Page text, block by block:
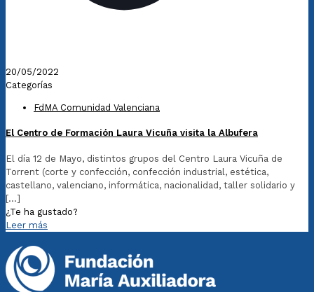
20/05/2022
Categorías
FdMA Comunidad Valenciana
El Centro de Formación Laura Vicuña visita la Albufera
El día 12 de Mayo, distintos grupos del Centro Laura Vicuña de
Torrent (corte y confección, confección industrial, estética,
castellano, valenciano, informática, nacionalidad, taller solidario y
[…]
¿Te ha gustado?
Leer más